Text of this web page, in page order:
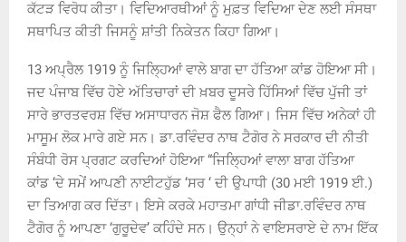
ਕੱਟੜ ਵਿਰੋਧ ਕੀਤਾ। ਵਿਦਿਆਰਥੀਆਂ ਨੂੰ ਮੁਫ਼ਤ ਵਿਦਿਆ ਦੇਣ ਲਈ ਸੰਸਥਾ
ਸਥਾਪਿਤ ਕੀਤੀ ਜਿਸਨੂੰ ਸ਼ਾਂਤੀ ਨਿਕੇਤਨ ਕਿਹਾ ਗਿਆ।
13 ਅਪ੍ਰੈਲ 1919 ਨੂੰ ਜਿਲ੍ਹਿਆਂ ਵਾਲੇ ਬਾਗ ਦਾ ਹੱਤਿਆ ਕਾਂਡ ਹੋਇਆ ਸੀ।
ਜਦ ਪੰਜਾਬ ਵਿੱਚ ਹੋਏ ਅੱਤਿਚਾਰਾਂ ਦੀ ਖ਼ਬਰ ਦੂਸਰੇ ਹਿੱਸਿਆਂ ਵਿੱਚ ਪੁੱਜੀ ਤਾਂ
ਸਾਰੇ ਭਾਰਤਵਰਸ਼ ਵਿੱਚ ਅਸਾਧਾਰਨ ਜੋਸ਼ ਫੈਲ ਗਿਆ। ਜਿਸ ਵਿੱਚ ਅਨੇਕਾਂ ਹੀ
ਮਾਸੂਮ ਲੋਕ ਮਾਰੇ ਗਏ ਸਨ। ਡਾ.ਰਵਿੰਦਰ ਨਾਥ ਟੈਗੋਰ ਨੇ ਸਰਕਾਰ ਦੀ ਨੀਤੀ
ਸੰਬੰਧੀ ਰੋਸ ਪ੍ਰਗਟ ਕਰਦਿਆਂ ਹੋਇਆ “ਜਿਲ੍ਹਿਆਂ ਵਾਲਾ ਬਾਗ ਹੱਤਿਆ
ਕਾਂਡ ‘ਦੇ ਸਮੇਂ ਆਪਣੀ ਨਾਈਟਹੁੱਡ ‘ਸਰ ‘ ਦੀ ਉਪਾਧੀ (30 ਮਈ 1919 ਈ.)
ਦਾ ਤਿਆਗ ਕਰ ਦਿੱਤਾ। ਇਸੇ ਕਰਕੇ ਮਹਾਤਮਾ ਗਾਂਧੀ ਜੀਡਾ.ਰਵਿੰਦਰ ਨਾਥ
ਟੈਗੋਰ ਨੂੰ ਆਪਣਾ ‘ਗੁਰੂਦੇਵ’ ਕਹਿੰਦੇ ਸਨ। ਉਨ੍ਹਾਂ ਨੇ ਵਾਇਸਰਾਏ ਦੇ ਨਾਮ ਇੱਕ